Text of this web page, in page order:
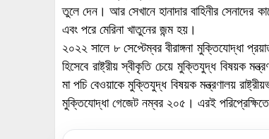
তুলে দেন। আর সেখানে হানাদার বাহিনীর সেনাদের
এবং পরে মেরিনা খাতুনের জন্ম হয়।
২০২২ সালে ৮ সেপ্টেম্বর বীরাঙ্গনা মুক্তিযোদ্ধা
হিসেবে রাষ্ট্রীয় স্বীকৃতি চেয়ে মুক্তিযুদ্ধ বিষয়ক
মা পচি বেওয়াকে মুক্তিযুদ্ধ বিষয়ক মন্ত্রণালয়
মুক্তিযোদ্ধা গেজেট নম্বর ২০৫। এরই পরিপ্রেক্ষিতে